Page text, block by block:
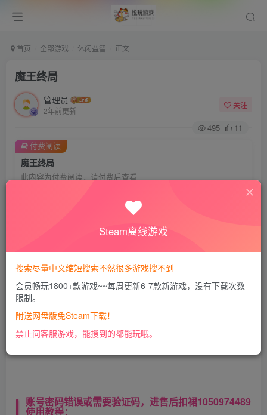
首页 全部游戏 休闲益智 正文
魔王终局
管理员
2年前更新
关注
495 11
魔王终局
此内容为付费阅读，请付费后查看
开通会员
付费阅读
此处内容已隐藏，VIP会员可见
请登录后查看特权
账号密码错误或需要验证码，进售后扣裙1050974489
使用教程：
Steam离线游戏
搜索尽量中文缩短搜索不然很多游戏搜不到
会员畅玩1800+款游戏~~每周更新6-7款新游戏，没有下载次数
限制。
附送网盘版免Steam下载！
禁止问客服游戏，能搜到的都能玩哦。